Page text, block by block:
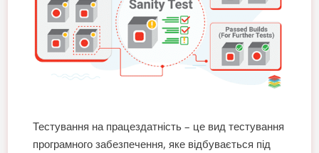
Тестування на працездатність – це вид тестування
програмного забезпечення, яке відбувається під